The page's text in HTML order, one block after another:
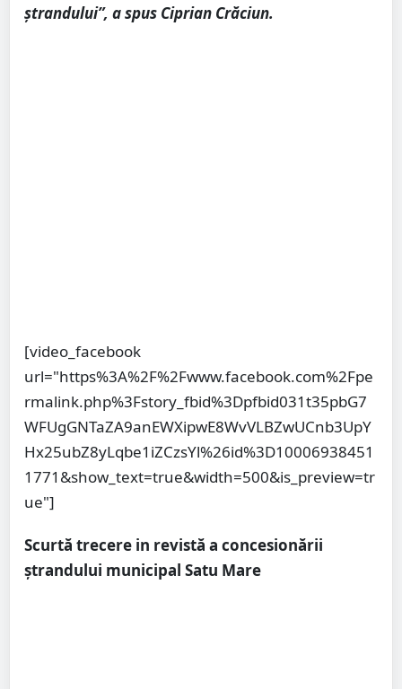
ștrandului”, a spus Ciprian Crăciun.
[video_facebook
url="https%3A%2F%2Fwww.facebook.com%2Fpe
rmalink.php%3Fstory_fbid%3Dpfbid031t35pbG7
WFUgGNTaZA9anEWXipwE8WvVLBZwUCnb3UpY
Hx25ubZ8yLqbe1iZCzsYl%26id%3D10006938451
1771&show_text=true&width=500&is_preview=tr
ue"]
Scurtă trecere in revistă a concesionării
ștrandului municipal Satu Mare